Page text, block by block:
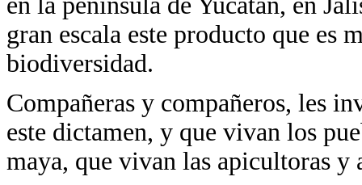
gran escala este producto que es
biodiversidad.
Compañeras y compañeros, les
este dictamen, y que vivan los
maya, que vivan las apicultoras y